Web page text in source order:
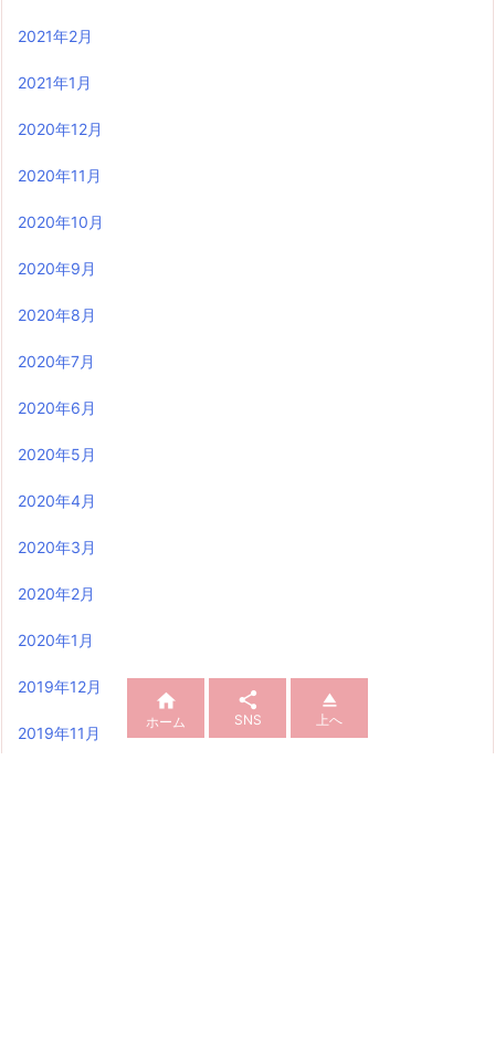
2021年2月
2021年1月
2020年12月
2020年11月
2020年10月
2020年9月
2020年8月
2020年7月
2020年6月
2020年5月
2020年4月
2020年3月
2020年2月
2020年1月
2019年12月
2019年11月

ホーム

SNS

上へ